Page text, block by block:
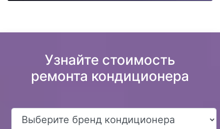
Узнайте стоимость
ремонта кондиционера